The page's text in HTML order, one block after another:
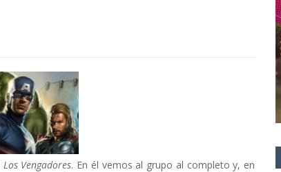
Los Vengadores. En él vemos al grupo al completo y, en